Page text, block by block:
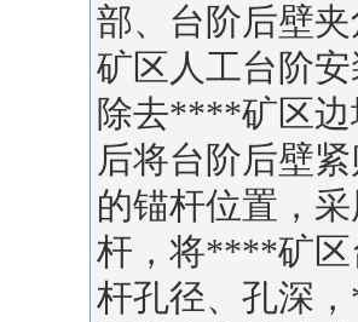
部、台阶后壁
矿区人工台阶
除去****矿区边
后将台阶后壁
的锚杆位置，
杆，将****矿区
杆孔径、孔深